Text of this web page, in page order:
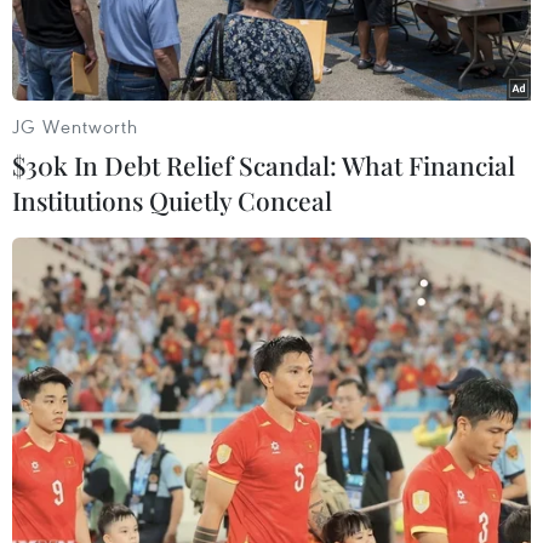
đô.
Bí thư Thành ủy Hà Nội Đinh Tiến Dũng cùng lãnh đạo Thành
phố tham gia ủng hộ Quỹ phòng, chống dịch COVID-19. (Ảnh:
chinhphu.vn)
Chiều 17/5, Thành ủy Hà Nội và các Đảng ủy
Khối trực thuộc đã tổ chức chương trình ủng hộ
JG Wentworth
$30k In Debt Relief Scandal: What Financial
Institutions Quietly Conceal